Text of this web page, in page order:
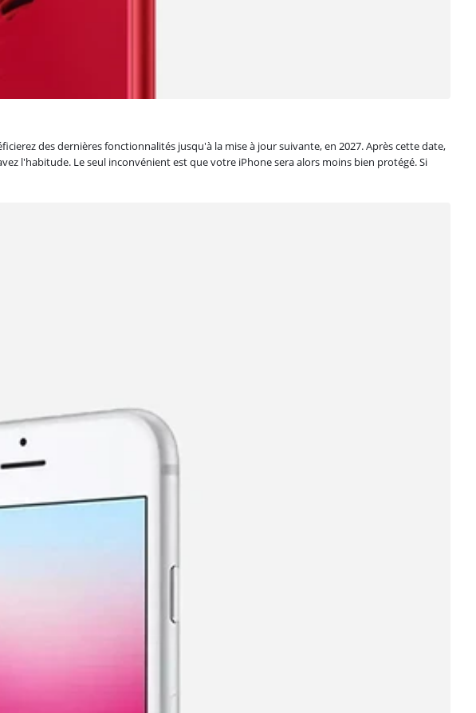
des dernières fonctionnalités jusqu'à la mise à jour suivante, en 2027. Après cette date,
l'habitude. Le seul inconvénient est que votre iPhone sera alors moins bien protégé. Si